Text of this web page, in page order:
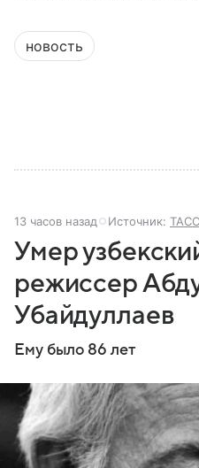
новость
13 часов назад Источник: ТАСС
Умер
режиссер
Убайдуллаев
Ему было 86 лет